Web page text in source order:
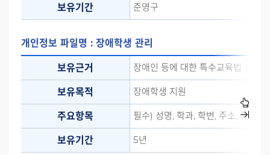
보유기간 준영구
개인정보 파일명 : 장애학생 관리
보유근거 장애인 등에 대한 특수교육법 제
보유목적 장애학생 지원
주요항목 필수) 성명, 학과, 학번, 주소, 휴대전
보유기간 5년